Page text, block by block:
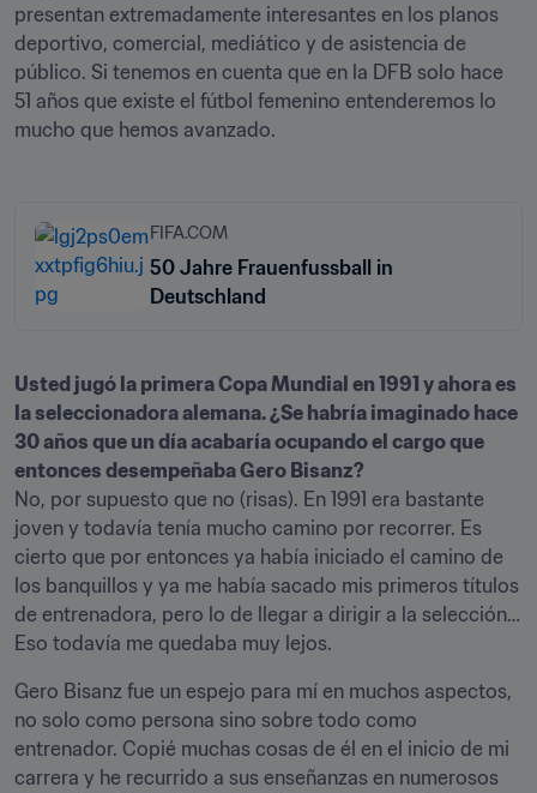
presentan extremadamente interesantes en los planos
deportivo, comercial, mediático y de asistencia de
público. Si tenemos en cuenta que en la DFB solo hace
51 años que existe el fútbol femenino entenderemos lo
mucho que hemos avanzado.
FIFA.COM
50 Jahre Frauenfussball in
Deutschland
Usted jugó la primera Copa Mundial en 1991 y ahora es
la seleccionadora alemana. ¿Se habría imaginado hace
30 años que un día acabaría ocupando el cargo que
No, por supuesto que no (risas). En 1991 era bastante
joven y todavía tenía mucho camino por recorrer. Es
cierto que por entonces ya había iniciado el camino de
los banquillos y ya me había sacado mis primeros títulos
de entrenadora, pero lo de llegar a dirigir a la selección…
Eso todavía me quedaba muy lejos.
Gero Bisanz fue un espejo para mí en muchos aspectos,
no solo como persona sino sobre todo como
entrenador. Copié muchas cosas de él en el inicio de mi
carrera y he recurrido a sus enseñanzas en numerosos